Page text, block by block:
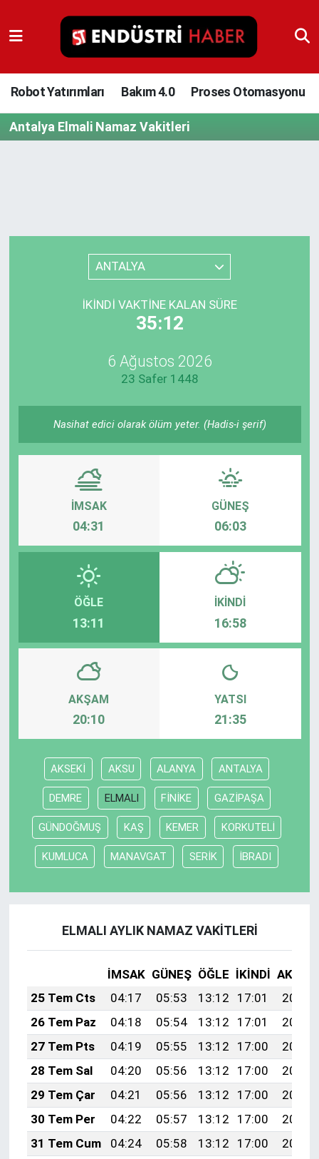
Robot Yatırımları Bakım 4.0 Proses Otomasyonu
Antalya Elmali Namaz Vakitleri
ANTALYA
İKINDI VAKTINE KALAN SÜRE
35:12
6 Ağustos 2026
23 Safer 1448
Nasihat edici olarak ölüm yeter. (Hadis-i şerif)
İMSAK
04:31
GÜNEŞ
06:03
ÖĞLE
13:11
İKINDI
16:58
AKŞAM
20:10
YATSI
21:35
AKSEKİ AKSU ALANYA ANTALYA
DEMRE ELMALI FİNİKE GAZİPAŞA
GÜNDOĞMUŞ KAŞ KEMER KORKUTELİ
KUMLUCA MANAVGAT SERİK İBRADI
ELMALI AYLIK NAMAZ VAKITLERI
İMSAK GÜNEŞ ÖĞLE İKINDI AKŞAM
25 Tem Cts
04:17 05:53 13:12 17:01
20:21
26 Tem Paz
04:18 05:54 13:12 17:01
20:20
27 Tem Pts
04:19 05:55 13:12 17:00
20:19
28 Tem Sal
04:20 05:56 13:12 17:00
20:18
29 Tem Çar
04:21 05:56 13:12 17:00
20:17
30 Tem Per
04:22 05:57 13:12 17:00
20:16
31 Tem Cum
04:24 05:58 13:12 17:00
20:16
Robot Yatırımları
Bakım 4.0
Proses Otomasyonu
Depolama Çözümleri
İnşaat ve Malzeme
HaberOrtak
Enerjisini Üreten Fabrikalar
Endüstri 4.0 Uygulamaları
Ağır Sanayi Çözümleri